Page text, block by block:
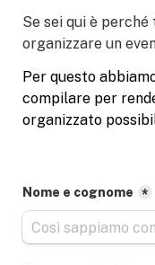
Se sei qui è
organizzare un
Per questo
compilare per
organizzato
Nome e cognome *